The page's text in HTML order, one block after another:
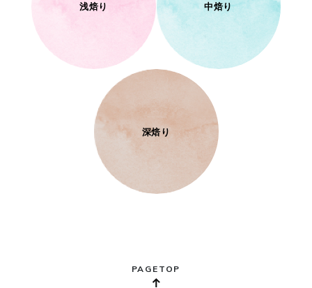
浅焙り 中焙り
深焙り
PAGETOP